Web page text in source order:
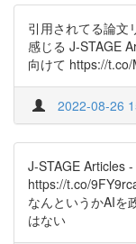
引用されてる論文
感じる J-STAGE
向けて https://
2022-08-26
J-STAGE Articles
https://t.co/
なんというかAIを
はない